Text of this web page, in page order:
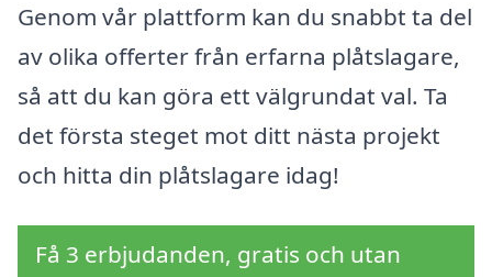
Genom vår plattform kan du snabbt ta del
av olika offerter från erfarna plåtslagare,
så att du kan göra ett välgrundat val. Ta
det första steget mot ditt nästa projekt
och hitta din plåtslagare idag!
Få 3 erbjudanden, gratis och utan